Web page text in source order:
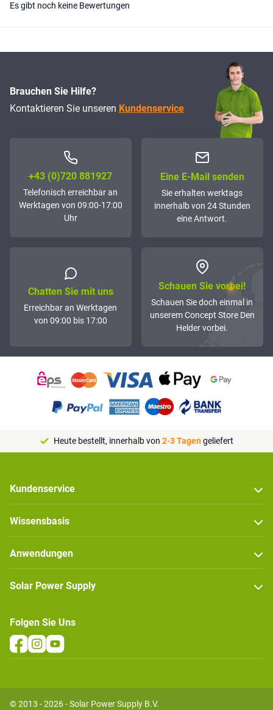
Es gibt noch keine Bewertungen
Brauchen Sie Hilfe?
Kontaktieren Sie unseren Kundenservice
+43 (0)72­0 881927
Telefonisch erreichbar an
Werktagen von 09:00-17:00
Uhr
Eine E-Mail senden
Sie erhalten werktags
innerhalb von 24 Stunden
eine Antwort.
Chatten Sie mit uns
Erreichbar an Werktagen
von 09:00 bis 17:00
Schauen Sie vorbei!
Schauen Sie doch einmal in
unserem Concept Store Den
Helder vorbei.
Heute bestellt, innerhalb von 2-3 Tagengeliefert
Kundenservice
Wissensbasis
Anwendungen
Solar Power Supply
Folgen Sie Uns
© 2013 - 2026 - Solar Power Supply B.V.